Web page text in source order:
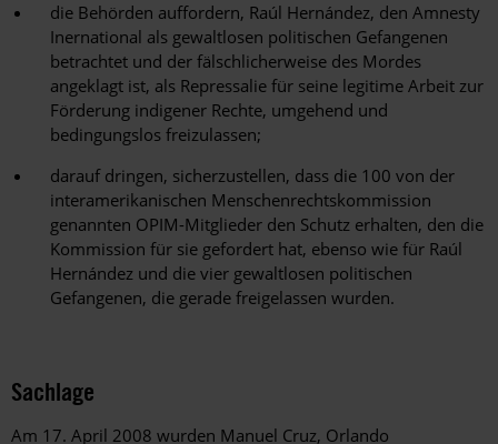
die Behörden auffordern, Raúl Hernández, den Amnesty
Inernational als gewaltlosen politischen Gefangenen
betrachtet und der fälschlicherweise des Mordes
angeklagt ist, als Repressalie für seine legitime Arbeit zur
Förderung indigener Rechte, umgehend und
bedingungslos freizulassen;
darauf dringen, sicherzustellen, dass die 100 von der
interamerikanischen Menschenrechtskommission
genannten OPIM-Mitglieder den Schutz erhalten, den die
Kommission für sie gefordert hat, ebenso wie für Raúl
Hernández und die vier gewaltlosen politischen
Gefangenen, die gerade freigelassen wurden.
Sachlage
Am 17. April 2008 wurden Manuel Cruz, Orlando